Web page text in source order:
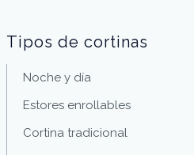
Tipos de cortinas
Noche y día
Estores enrollables
Cortina tradicional